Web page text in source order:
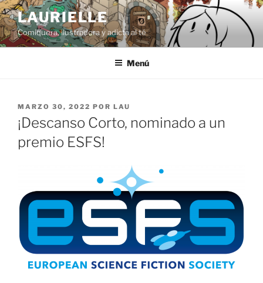
Saltar
al
contenido
LAURIELLE
Comiquera, ilustradora y adicta al té
Menú
PUBLICADO
EL
MARZO 30, 2022 POR LAU
¡Descanso Corto, nominado a un
premio ESFS!